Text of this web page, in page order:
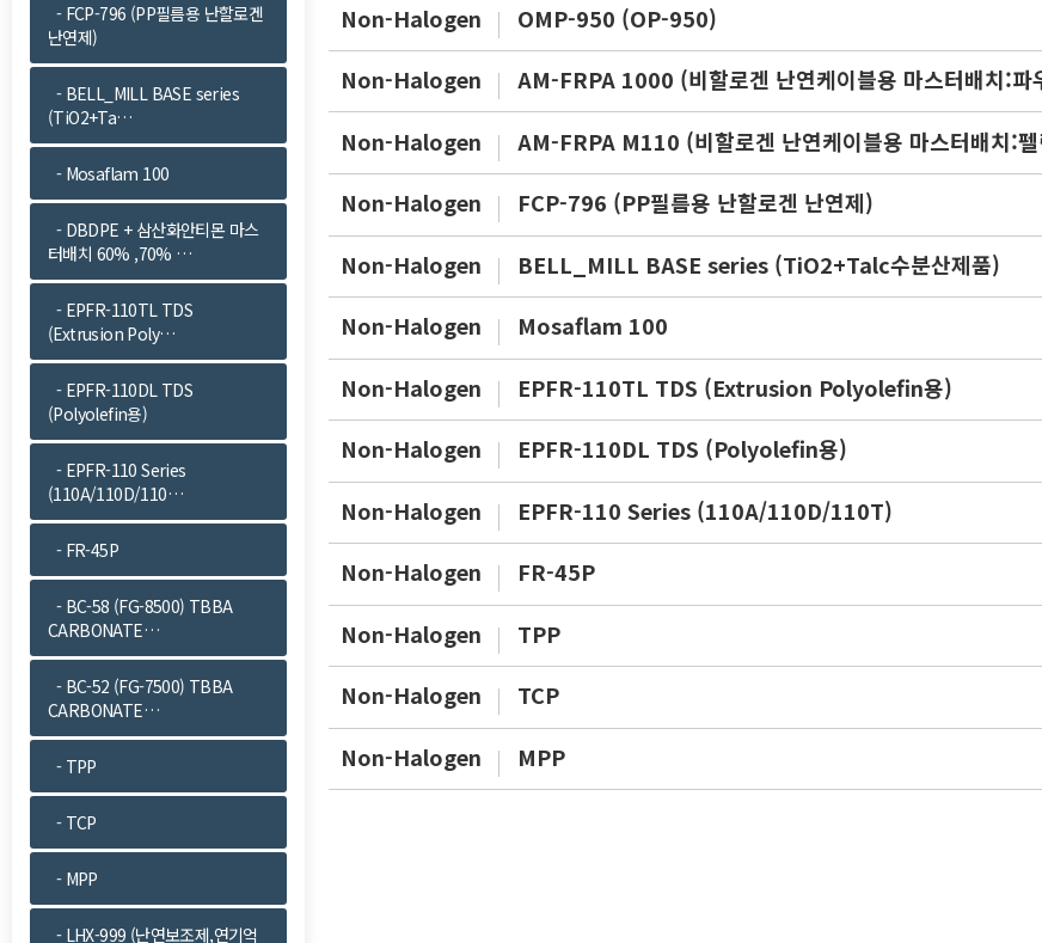
- FCP-796 (PP필름용 난할로겐
난연제)
- BELL_MILL BASE series
(TiO2+Ta…
- Mosaflam 100
- DBDPE + 삼산화안티몬 마스
터배치 60% ,70% …
- EPFR-110TL TDS
(Extrusion Poly…
- EPFR-110DL TDS
(Polyolefin용)
- EPFR-110 Series
(110A/110D/110…
- FR-45P
- BC-58 (FG-8500) TBBA
CARBONATE…
- BC-52 (FG-7500) TBBA
CARBONATE…
- TPP
- TCP
- MPP
- LHX-999 (난연보조제,연기억
Non-Halogen
OMP-950 (OP-950)
Non-Halogen
AM-FRPA 1000 (비할로겐 난연케이블용 마스터배치:파
Non-Halogen
AM-FRPA M110 (비할로겐 난연케이블용 마스터배치:
Non-Halogen
FCP-796 (PP필름용 난할로겐 난연제)
Non-Halogen
BELL_MILL BASE series (TiO2+Talc수분산제품)
Non-Halogen
Mosaflam 100
Non-Halogen
EPFR-110TL TDS (Extrusion Polyolefin용)
Non-Halogen
EPFR-110DL TDS (Polyolefin용)
Non-Halogen
EPFR-110 Series (110A/110D/110T)
Non-Halogen
FR-45P
Non-Halogen
TPP
Non-Halogen
TCP
Non-Halogen
MPP